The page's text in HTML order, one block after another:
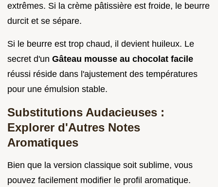
extrêmes. Si la crème pâtissière est froide, le beurre
durcit et se sépare.
Si le beurre est trop chaud, il devient huileux. Le
secret d'un Gâteau mousse au chocolat facile
réussi réside dans l'ajustement des températures
pour une émulsion stable.
Substitutions Audacieuses :
Explorer d'Autres Notes
Aromatiques
Bien que la version classique soit sublime, vous
pouvez facilement modifier le profil aromatique.